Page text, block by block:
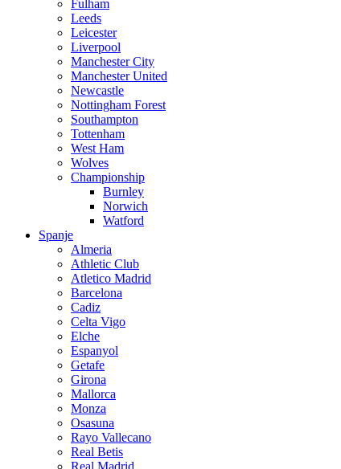
Fulham
Leeds
Leicester
Liverpool
Manchester City
Manchester United
Newcastle
Nottingham Forest
Southampton
Tottenham
West Ham
Wolves
Championship
Burnley
Norwich
Watford
Spanje
Almeria
Athletic Club
Atletico Madrid
Barcelona
Cadiz
Celta Vigo
Elche
Espanyol
Getafe
Girona
Mallorca
Monza
Osasuna
Rayo Vallecano
Real Betis
Real Madrid